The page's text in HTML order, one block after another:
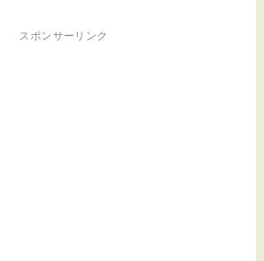
スポンサーリンク